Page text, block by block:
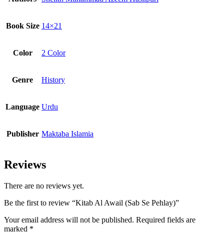
Book Size 14×21
Color 2 Color
Genre History
Language Urdu
Publisher Maktaba Islamia
Reviews
There are no reviews yet.
Be the first to review “Kitab Al Awail (Sab Se Pehlay)”
Your email address will not be published. Required fields are
marked *